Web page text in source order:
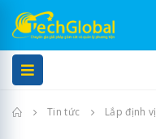
Trang chủ
Tin tức Lắp định